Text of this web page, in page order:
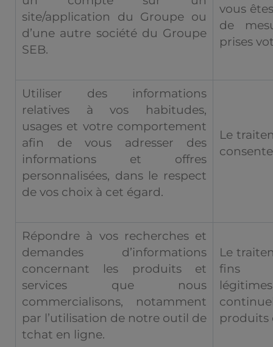
site/application du Groupe ou
d’une autre société du Groupe
SEB.
vous
de
prises
Utiliser des informations
relatives à vos habitudes,
usages et votre comportement
afin de vous adresser des
informations et offres
personnalisées, dans le respect
de vos choix à cet égard.
Le
Répondre à vos recherches et
demandes d’informations
concernant les produits et
services que nous
commercialisons, notamment
par l’utilisation de notre outil de
tchat en ligne.
Le
fins
produits